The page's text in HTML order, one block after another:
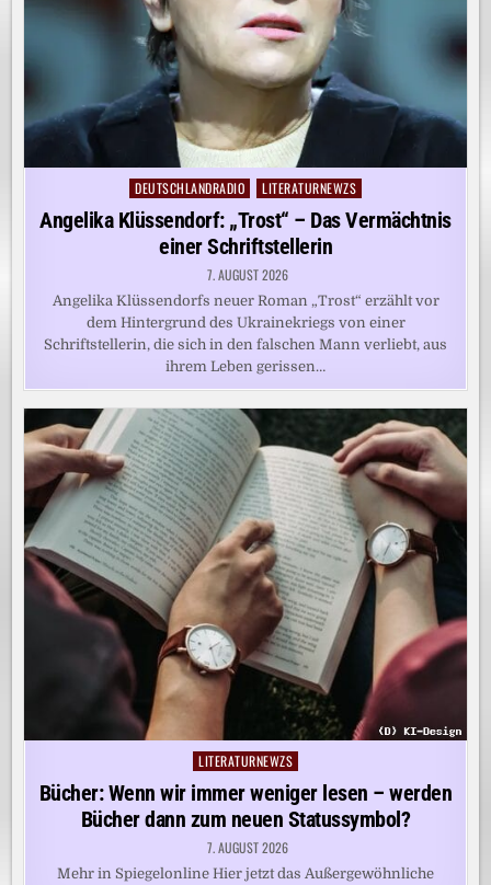
Posted
in
DEUTSCHLANDRADIO LITERATURNEWZS
Angelika Klüssendorf: „Trost“ – Das Vermächtnis
einer Schriftstellerin
7. AUGUST 2026
Angelika Klüssendorfs neuer Roman „Trost“ erzählt vor
dem Hintergrund des Ukrainekriegs von einer
Schriftstellerin, die sich in den falschen Mann verliebt, aus
ihrem Leben gerissen…
Posted
in
LITERATURNEWZS
Bücher: Wenn wir immer weniger lesen – werden
Bücher dann zum neuen Statussymbol?
7. AUGUST 2026
Mehr in Spiegelonline Hier jetzt das Außergewöhnliche